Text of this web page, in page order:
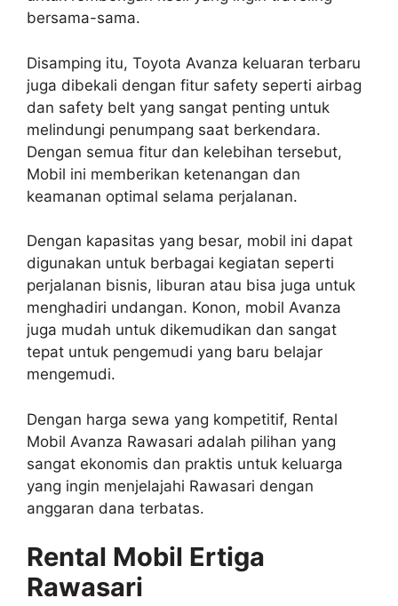
bersama-sama.
Disamping itu, Toyota Avanza keluaran terbaru
juga dibekali dengan fitur safety seperti airbag
dan safety belt yang sangat penting untuk
melindungi penumpang saat berkendara.
Dengan semua fitur dan kelebihan tersebut,
Mobil ini memberikan ketenangan dan
keamanan optimal selama perjalanan.
Dengan kapasitas yang besar, mobil ini dapat
digunakan untuk berbagai kegiatan seperti
perjalanan bisnis, liburan atau bisa juga untuk
menghadiri undangan. Konon, mobil Avanza
juga mudah untuk dikemudikan dan sangat
tepat untuk pengemudi yang baru belajar
mengemudi.
Dengan harga sewa yang kompetitif, Rental
Mobil Avanza Rawasari adalah pilihan yang
sangat ekonomis dan praktis untuk keluarga
yang ingin menjelajahi Rawasari dengan
anggaran dana terbatas.
Rental Mobil Ertiga
Rawasari